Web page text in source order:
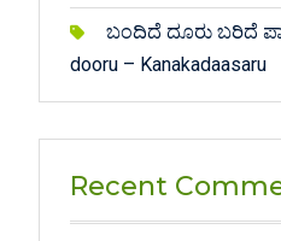
ಬಂದಿದೆ ದೂರು ಬರಿದೆ
dooru – Kanakadaasaru
Recent